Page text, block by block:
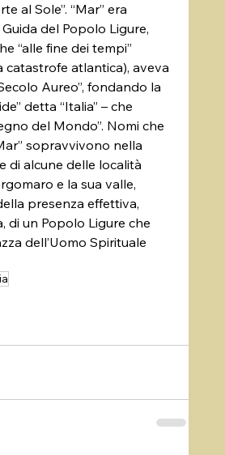
al Sole”. “Mar” era
del Popolo Ligure,
“alle fine dei tempi”
catastrofe atlantica), aveva
Aureo”, fondando la
detta “Italia” – che
del Mondo”. Nomi che
sopravvivono nella
di alcune delle località
e la sua valle,
presenza effettiva,
di un Popolo Ligure che
dell’Uomo Spirituale